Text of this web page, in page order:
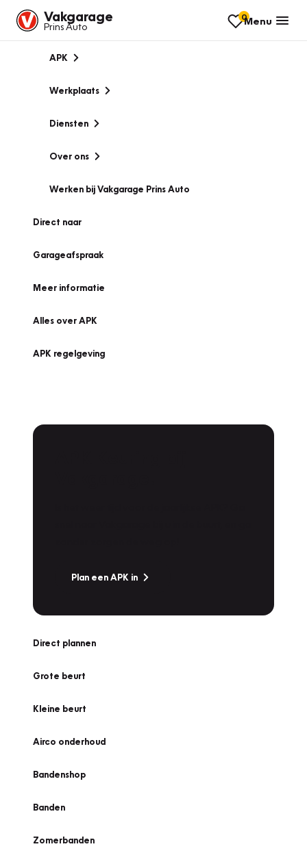
Vakgarage
Prins Auto
0Menu
APK
Werkplaats
Diensten
Over ons
Werken bij Vakgarage Prins Auto
Direct naar
Garageafspraak
Meer informatie
Alles over APK
APK regelgeving
Plan een APK in
Direct plannen
Grote beurt
Kleine beurt
Airco onderhoud
Bandenshop
Banden
Zomerbanden